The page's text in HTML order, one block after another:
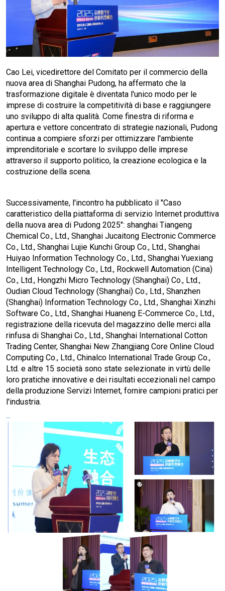
Cao Lei, vicedirettore del Comitato per il commercio della
nuova area di Shanghai Pudong, ha affermato che la
trasformazione digitale è diventata l'unico modo per le
imprese di costruire la competitività di base e raggiungere
uno sviluppo di alta qualità. Come finestra di riforma e
apertura e vettore concentrato di strategie nazionali, Pudong
continua a compiere sforzi per ottimizzare l'ambiente
imprenditoriale e scortare lo sviluppo delle imprese
attraverso il supporto politico, la creazione ecologica e la
costruzione della scena.
Successivamente, l'incontro ha pubblicato il "Caso
caratteristico della piattaforma di servizio Internet produttiva
della nuova area di Pudong 2025": shanghai Tiangeng
Chemical Co., Ltd., Shanghai Jucaitong Electronic Commerce
Co., Ltd., Shanghai Lujie Kunchi Group Co., Ltd., Shanghai
Huiyao Information Technology Co., Ltd., Shanghai Yuexiang
Intelligent Technology Co., Ltd., Rockwell Automation (Cina)
Co., Ltd., Hongzhi Micro Technology (Shanghai) Co., Ltd.,
Oudian Cloud Technology (Shanghai) Co., Ltd., Shanzhen
(Shanghai) Information Technology Co., Ltd., Shanghai Xinzhi
Software Co., Ltd., Shanghai Huaneng E-Commerce Co., Ltd.,
registrazione della ricevuta del magazzino delle merci alla
rinfusa di Shanghai Co., Ltd., Shanghai International Cotton
Trading Center, Shanghai New Zhangjiang Core Online Cloud
Computing Co., Ltd., Chinalco International Trade Group Co.,
Ltd. e altre 15 società sono state selezionate in virtù delle
loro pratiche innovative e dei risultati eccezionali nel campo
della produzione Servizi Internet, fornire campioni pratici per
l'industria.